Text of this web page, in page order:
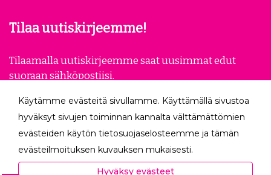
Tilaa uutiskirjeemme!
Tilaamalla uutiskirjeemme saat uusimmat edut
suoraan sähköpostiisi.
Seuraa meitä
Käytämme evästeitä sivullamme. Käyttämällä sivustoa
hyväksyt sivujen toiminnan kannalta välttämättömien
evästeiden käytön tietosuojaselosteemme ja tämän
evästeilmoituksen kuvauksen mukaisesti.
Hyväksyessäsi analytiikka- ja markkinointievästeet
Hyväksy evästeet